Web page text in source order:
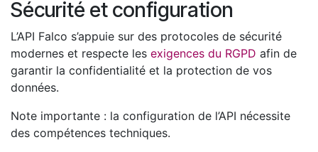
Sécurité et configuration
L’API Falco s’appuie sur des protocoles de sécurité
modernes et respecte les exigences du RGPD afin de
garantir la confidentialité et la protection de vos
données.
Note importante : la configuration de l’API nécessite
des compétences techniques.